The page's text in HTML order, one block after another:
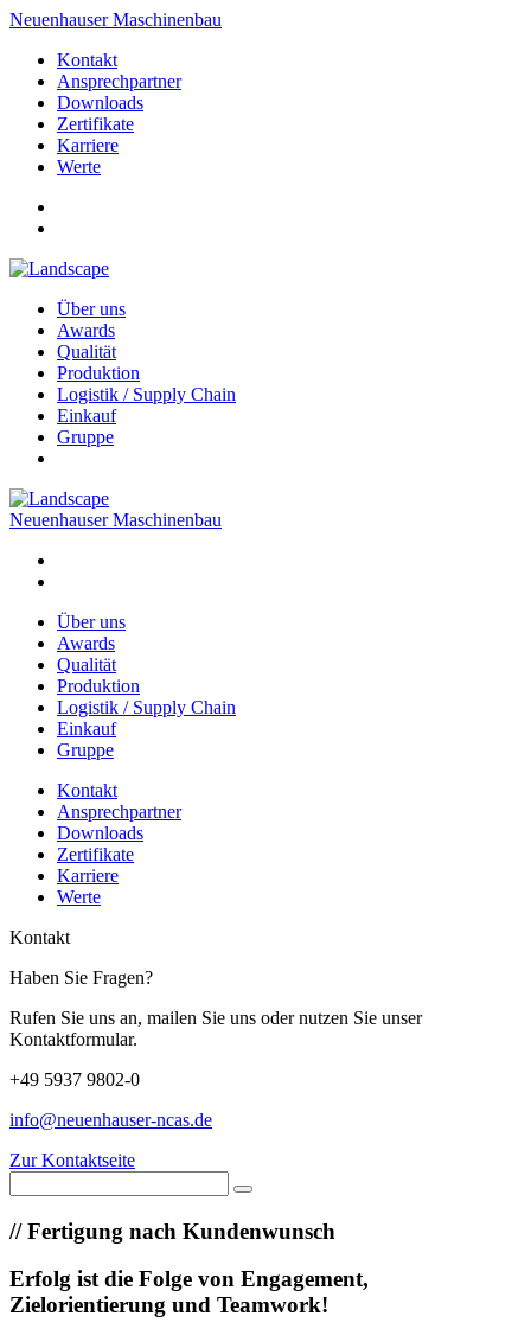
Neuenhauser Maschinenbau
Kontakt
Ansprechpartner
Downloads
Zertifikate
Karriere
Werte
Über uns
Awards
Qualität
Produktion
Logistik / Supply Chain
Einkauf
Gruppe
Neuenhauser Maschinenbau
Über uns
Awards
Qualität
Produktion
Logistik / Supply Chain
Einkauf
Gruppe
Kontakt
Ansprechpartner
Downloads
Zertifikate
Karriere
Werte
Kontakt
Haben Sie Fragen?
Rufen Sie uns an, mailen Sie uns oder nutzen Sie unser
Kontaktformular.
+49 5937 9802-0
info@neuenhauser-ncas.de
Zur Kontaktseite
//Fertigung nach Kundenwunsch
Erfolg ist die Folge von Engagement,
Zielorientierung und Teamwork!